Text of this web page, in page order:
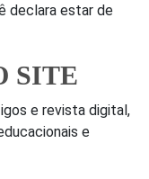
declara estar de
SITE
e revista digital,
e